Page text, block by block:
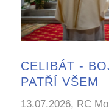
CELIBÁT -
PATŘÍ VŠEM
13.07.2026, RC